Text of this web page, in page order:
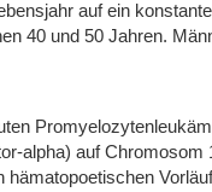
auf ein
40 und 50 Jahren.
alpha) auf Chromosom
hämatopoetischen